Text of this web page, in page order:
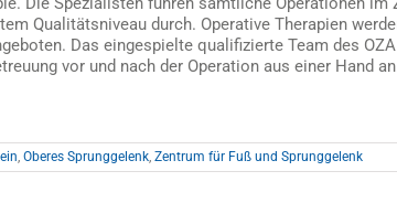
Qualitätsniveau durch. Operative Therapien
Das eingespielte qualifizierte Team des
vor und nach der Operation aus einer Hand
, Oberes Sprunggelenk, Zentrum für Fuß und Sprunggelenk